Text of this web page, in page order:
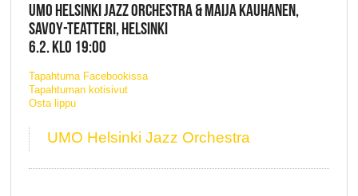
UMO HELSINKI JAZZ ORCHESTRA & MAIJA KAUHANEN,
SAVOY-TEATTERI, HELSINKI
6.2. KLO 19:00
Tapahtuma Facebookissa
Tapahtuman kotisivut
Osta lippu
UMO Helsinki Jazz Orchestra